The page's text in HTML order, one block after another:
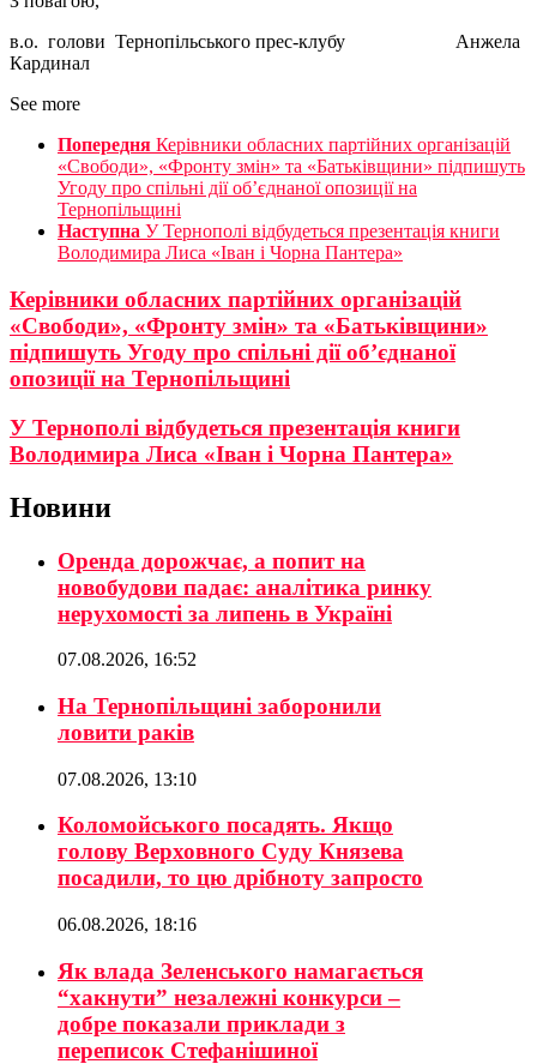
в.о. голови Тернопільського прес-клубу Анжела
Кардинал
See more
Попередня Керівники обласних партійних організацій
«Свободи», «Фронту змін» та «Батьківщини» підпишуть
Угоду про спільні дії об’єднаної опозиції на
Тернопільщині
Наступна У Тернополі відбудеться презентація книги
Володимира Лиса «Іван і Чорна Пантера»
Керівники обласних партійних організацій
«Свободи», «Фронту змін» та «Батьківщини»
підпишуть Угоду про спільні дії об’єднаної
опозиції на Тернопільщині
У Тернополі відбудеться презентація книги
Володимира Лиса «Іван і Чорна Пантера»
Новини
Оренда дорожчає, а попит на
новобудови падає: аналітика ринку
нерухомості за липень в Україні
07.08.2026, 16:52
На Тернопільщині заборонили
ловити раків
07.08.2026, 13:10
Коломойського посадять. Якщо
голову Верховного Суду Князева
посадили, то цю дрібноту запросто
06.08.2026, 18:16
Як влада Зеленського намагається
“хакнути” незалежні конкурси –
добре показали приклади з
переписок Стефанішиної